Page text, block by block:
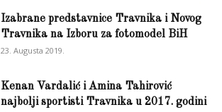
Izabrane predstavnice Travnika i Novog
Travnika na Izboru za fotomodel BiH
23. Augusta 2019.
Kenan Vardalić i Amina Tahirović
najbolji sportisti Travnika u 2017. godini